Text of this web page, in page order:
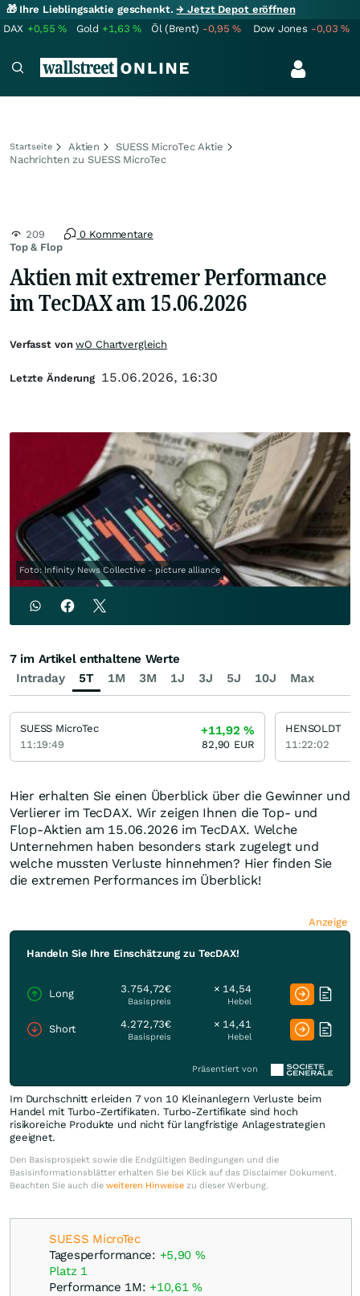
🎁 Ihre Lieblingsaktie geschenkt.→ Jetzt Depot eröffnen
DAX +0,55% Gold +1,63% Öl (Brent) -0,95% Dow Jones -0,03%
Startseite Aktien
SUESS MicroTec Aktie
Nachrichten zu SUESS MicroTec
Top & Flop
209 0 Kommentare
Aktien mit extremer Performance
im TecDAX am 15.06.2026
Foto: Infinity News Collective - picture alliance
Hier erhalten Sie einen Überblick über die Gewinner und
Verlierer im TecDAX. Wir zeigen Ihnen die Top- und
Flop-Aktien am 15.06.2026 im TecDAX. Welche
Unternehmen haben besonders stark zugelegt und
welche mussten Verluste hinnehmen? Hier finden Sie
die extremen Performances im Überblick!
Anzeige
Handeln Sie Ihre Einschätzung zu TecDAX!
Long 3.754,72€
Basispreis
× 14,54
Hebel
Short 4.272,73€
Basispreis
× 14,41
Hebel
Präsentiert von
Im Durchschnitt erleiden 7 von 10 Kleinanlegern Verluste beim
Handel mit Turbo-Zertifikaten. Turbo-Zertifikate sind hoch
risikoreiche Produkte und nicht für langfristige Anlagestrategien
geeignet.
Den Basisprospekt sowie die Endgültigen Bedingungen und die
Basisinformationsblätter erhalten Sie bei Klick auf das Disclaimer Dokument.
Beachten Sie auch die weiteren Hinweise zu dieser Werbung.
SUESS MicroTec
Tagesperformance: +5,90 %
Platz 1
Performance 1M: +10,61%
Verfasst vonwO Chartvergleich
Letzte Änderung 15.06.2026, 16:30
Intraday 5T 1M 3M 1J 3J 5J 10J Max
7 im Artikel enthaltene Werte
SUESS MicroTec
11:19:49
+11,92%
82,90 EUR
HENSOLDT
11:22:02